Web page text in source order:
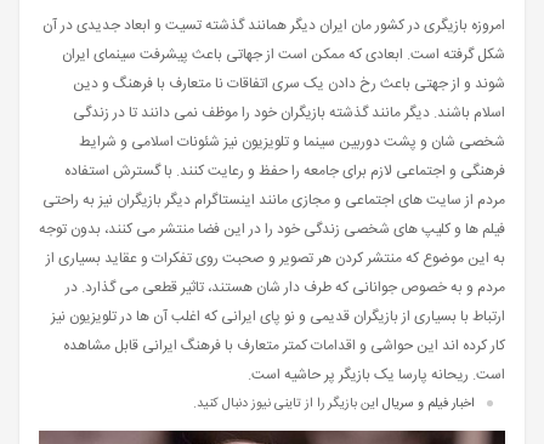
امروزه بازیگری در کشور مان ایران دیگر همانند گذشته تسیت و ابعاد جدیدی در آن
شکل گرفته است. ابعادی که ممکن است از جهاتی باعث پیشرفت سینمای ایران
شوند و از جهتی باعث رخ دادن یک سری اتفاقات نا متعارف با فرهنگ و دین
اسلام باشند. دیگر مانند گذشته بازیگران خود را موظف نمی دانند تا در زندگی
شخصی شان و پشت دوربین سینما و تلویزیون نیز شئونات اسلامی و شرایط
فرهنگی و اجتماعی لازم برای جامعه را حفظ و رعایت کنند. با گسترش استفاده
مردم از سایت های اجتماعی و مجازی مانند اینستاگرام دیگر بازیگران نیز به راحتی
فیلم ها و کلیپ های شخصی زندگی خود را در این فضا منتشر می کنند، بدون توجه
به این موضوع که منتشر کردن هر تصویر و صحبت روی تفکرات و عقاید بسیاری از
مردم و به خصوص جوانانی که طرف دار شان هستند، تاثیر قطعی می گذارد. در
ارتباط با بسیاری از بازیگران قدیمی و نو پای ایرانی که اغلب آن ها در تلویزیون نیز
کار کرده اند این حواشی و اقدامات کمتر متعارف با فرهنگ ایرانی قابل مشاهده
است. ریحانه پارسا یک بازیگر پر حاشیه است.
اخبار فیلم و سریال این بازیگر را از تاینی نیوز دنبال کنید.